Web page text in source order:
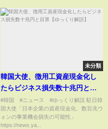
未分類
韓国大使、徴用工資産現金化し
たらビジネス損失数十兆円と目
算【ゆっくり解説】
#韓国 #ニュース #ゆっくり解説 駐日韓
国大使「日本企業の資産現金化、数百兆ウ
ォンの事業機会損失の可能性」
https://news.ya...